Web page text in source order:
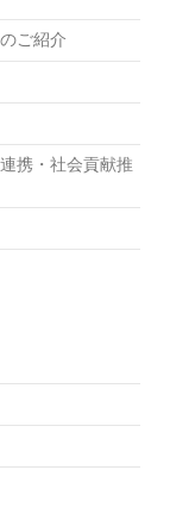
ご紹介
携・社会貢献推